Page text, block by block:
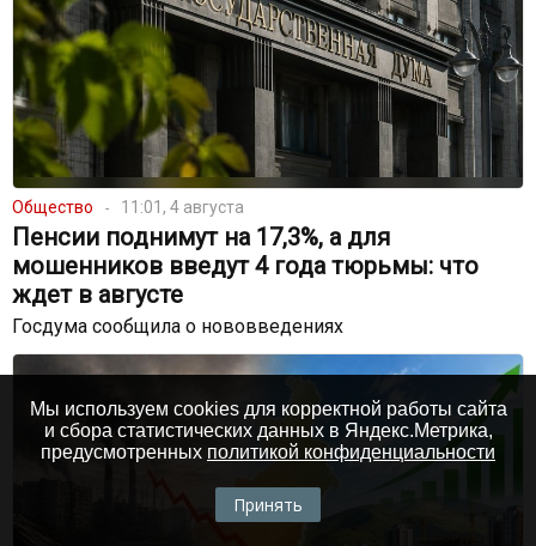
Общество 11:01, 4 августа
Пенсии поднимут на 17,3%, а для
мошенников введут 4 года тюрьмы: что
ждет в августе
Госдума сообщила о нововведениях
Мы используем cookies для корректной работы сайта
и сбора статистических данных в Яндекс.Метрика,
предусмотренных политикой конфиденциальности
Принять